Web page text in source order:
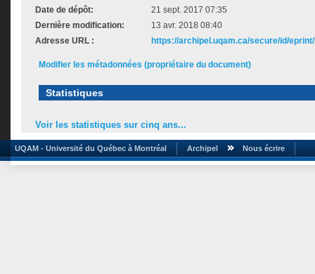
Date de dépôt:
21 sept. 2017 07:35
Dernière modification:
13 avr. 2018 08:40
Adresse URL :
https://archipel.uqam.ca/secure/id/
Modifier les métadonnées (propriétaire du document)
Statistiques
Voir les statistiques sur cinq ans...
UQAM - Université du Québec à Montréal Archipel Nous écrire